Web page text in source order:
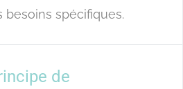
besoins spécifiques.
de